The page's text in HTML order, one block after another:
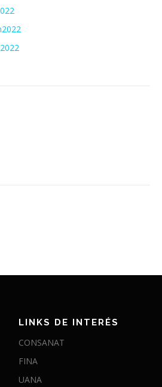
LINKS DE INTERÉS
CONSANAT
FINA
UANA